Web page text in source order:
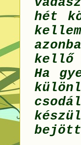
hét
kellő
Ha